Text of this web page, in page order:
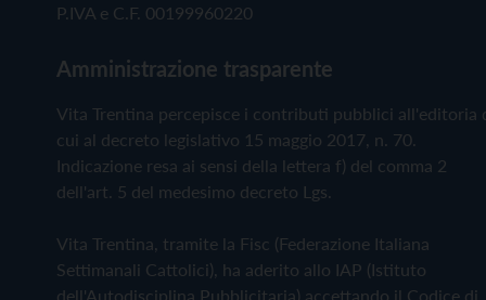
P.IVA e C.F. 00199960220
Amministrazione trasparente
Vita Trentina percepisce i contributi pubblici all'editoria
cui al decreto legislativo 15 maggio 2017, n. 70.
Indicazione resa ai sensi della lettera f) del comma 2
dell'art. 5 del medesimo decreto Lgs.
Vita Trentina, tramite la Fisc (Federazione Italiana
Settimanali Cattolici), ha aderito allo IAP (Istituto
dell'Autodisciplina Pubblicitaria) accettando il Codice di